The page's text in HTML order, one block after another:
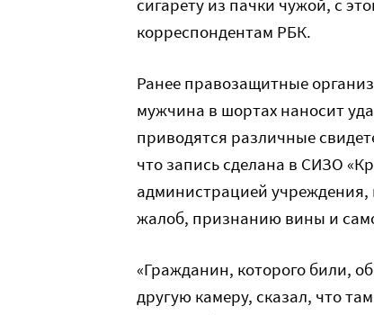
сигарету из пачки чужой, с
корреспондентам РБК.
Ранее правозащитные
мужчина в шортах наносит
приводятся различные
что запись сделана в СИЗО
администрацией учреждения,
жалоб, признанию вины и
«Гражданин, которого били,
другую камеру, сказал, что